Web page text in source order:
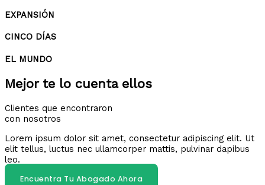
EXPANSIÓN
CINCO DÍAS
EL MUNDO
Mejor te lo cuenta ellos
Clientes que encontraron
con nosotros
Lorem ipsum dolor sit amet, consectetur adipiscing elit. Ut
elit tellus, luctus nec ullamcorper mattis, pulvinar dapibus
leo.
Encuentra Tu Abogado Ahora